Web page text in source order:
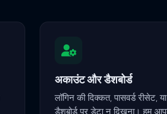
अकाउंट और डैशबोर्ड
लॉगिन की दिक्कत, पासवर्ड रीसेट, या
डैशबोर्ड पर डेटा न दिखना। हम